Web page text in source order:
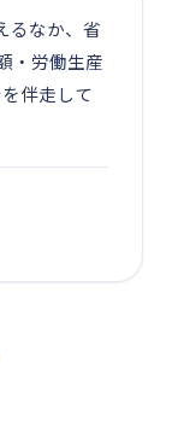
るなか、省
・労働生産
伴走して